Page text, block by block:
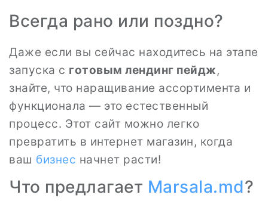
Всегда рано или поздно?
Даже если вы сейчас находитесь на этапе
запуска с готовым лендинг пейдж,
знайте, что наращивание ассортимента и
функционала — это естественный
процесс. Этот сайт можно легко
превратить в интернет магазин, когда
ваш бизнес начнет расти!
Что предлагает Marsala.md?